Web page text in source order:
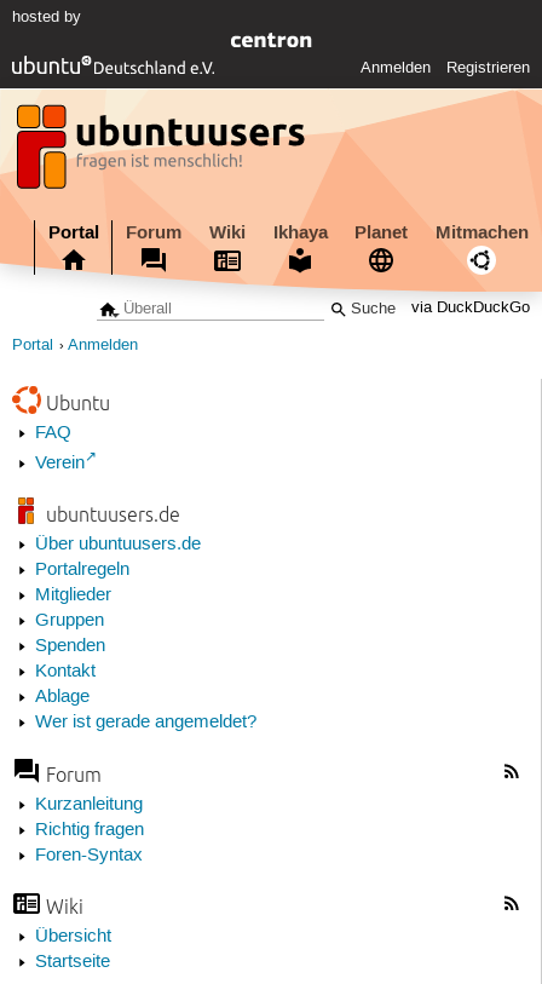
hosted by
Anmelden Registrieren
Portal Forum Wiki Ikhaya Planet Mitmachen
via DuckDuckGo
Portal Anmelden
Ubuntu
FAQ
Verein
ubuntuusers.de
Über ubuntuusers.de
Portalregeln
Mitglieder
Gruppen
Spenden
Kontakt
Ablage
Wer ist gerade angemeldet?
Forum
Kurzanleitung
Richtig fragen
Foren-Syntax
Wiki
Übersicht
Startseite